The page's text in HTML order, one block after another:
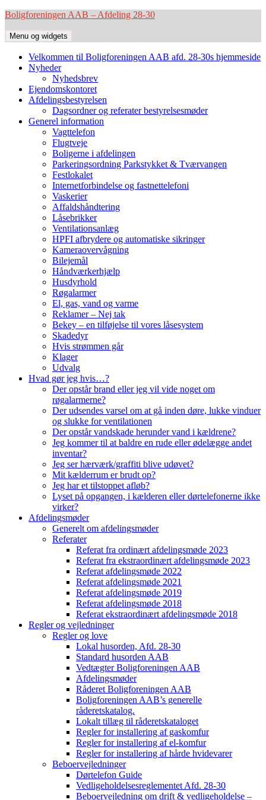
Hop
indhold
Boligforeningen AAB – Afdeling 28-30
Menu og widgets
Velkommen til Boligforeningen AAB afd. 28-30s hjemmeside
Nyheder
Nyhedsbrev
Ejendomskontoret
Afdelingsbestyrelsen
Dagsordner og referater bestyrelsesmøder
Generel information
Vagttelefon
Flugtveje
Boligerne i afdelingen
Parkeringsordning Parkstykket & Tværvangen
Festlokalet
Internetforbindelse og fastnettelefoni
Vaskerier
Affaldshåndtering
Låsebrikker
Ventilationsanlæg
HPFI afbrydere og automatiske sikringer
Kameraovervågning
Bilejemål
Håndværkerhjælp
Husdyrhold
Røgalarmer
El, gas, vand og varme
Reklamer – Nej tak
Bekey – en tilføjelse til vores låsesystem
Skadedyr
Hvis strømmen går
Klager
Udvalg
Hvad gør jeg hvis…?
Der opstår brand eller jeg vil vide noget om
røgalarmerne?
Der udsendes varsel om at gå inden døre, lukke vinduer
og slukke for ventilationen
Der opstår vandskade herunder vand i kældrene?
Jeg kommer til at baldre en rude eller ødelægge andet
inventar?
Jeg ser hærværk/graffiti blive udøvet?
Mit kælderrum er brudt op?
Jeg har et tilstoppet afløb?
Lyset på opgangen, i kælderen eller dørtelefonerne ikke
virker?
Afdelingsmøder
Generelt om afdelingsmøder
Referater
Referat fra ordinært afdelingsmøde 2023
Referat fra ekstraordinært afdelingsmøde 2023
Referat afdelingsmøde 2022
Referat afdelingsmøde 2021
Referat afdelingsmøde 2019
Referat afdelingsmøde 2018
Referat ekstraordinært afdelingsmøde 2018
Regler og vejledninger
Regler og love
Lokal husorden, Afd. 28-30
Standard husorden AAB
Vedtægter Boligforeningen AAB
Afdelingsmøder
Råderet Boligforeningen AAB
Boligforeningen AAB’s generelle
råderetskatalog.
Lokalt tillæg til råderetskataloget
Regler for installering af gaskomfur
Regler for installering af el-komfur
Regler for installering af hårde hvidevarer
Beboervejledninger
Dørtelefon Guide
Vedligeholdelsesreglementet Afd. 28-30
Beboervejledning om drift & vedligeholdelse –